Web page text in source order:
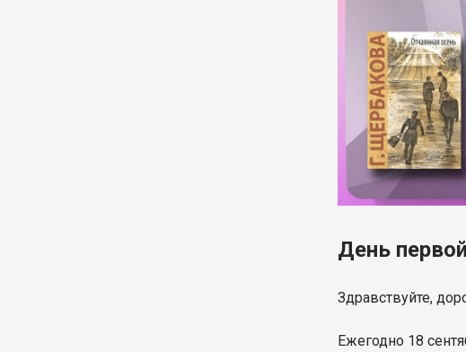
День
Здравствуйте,
Ежегодно 18